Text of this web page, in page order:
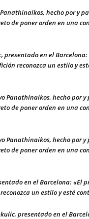
hecho por y
de poner orden en una
presentado en el
reconozca un estilo y
Panathinaikos, hecho por
de poner orden en una
Panathinaikos, hecho por
de poner orden en una
en el Barcelona: «El
un estilo y esté
presentado en el